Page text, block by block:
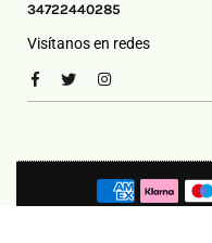
34722440285
Visítanos en redes
Facebook
TwitterInstagram